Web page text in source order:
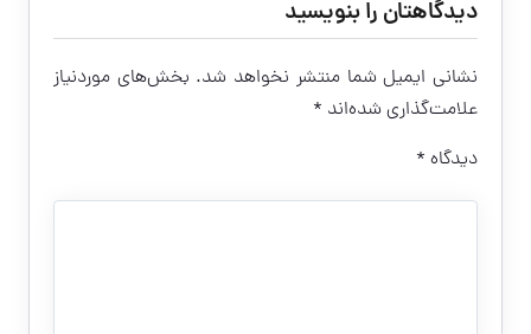
دیدگاهتان را بنویسید
نشانی ایمیل شما منتشر نخواهد شد. بخش‌های موردنیاز
علامت‌گذاری شده‌اند *
دیدگاه *